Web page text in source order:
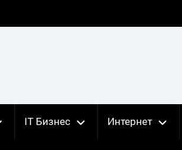
IT Бизнес Интернет